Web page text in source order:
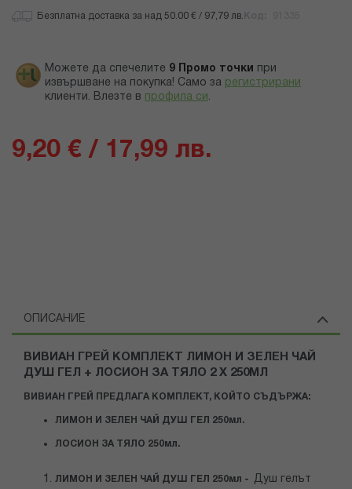
Безплатна доставка за над 50.00 € / 97,79 лв.
Можете да спечелите 9 Промо точки
при
извършване на покупка! Само за регистрирани
клиенти. Влезте в профила си .
9,20 € / 17,99 лв.
ОПИСАНИЕ
ВИВИАН ГРЕЙ КОМПЛЕКТ ЛИМОН И ЗЕЛЕН ЧАЙ
ДУШ ГЕЛ + ЛОСИОН ЗА ТЯЛО 2 Х 250МЛ
ВИВИАН ГРЕЙ ПРЕДЛАГА КОМПЛЕКТ, КОЙТО СЪДЪРЖА:
ЛИМОН И ЗЕЛЕН ЧАЙ ДУШ ГЕЛ 250мл.
ЛОСИОН ЗА ТЯЛО 250мл.
ЛИМОН И ЗЕЛЕН ЧАЙ ДУШ ГЕЛ 250мл - Душ гелът